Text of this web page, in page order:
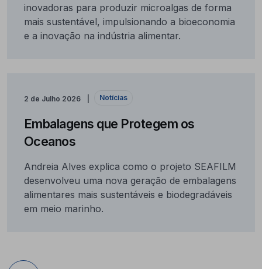
inovadoras para produzir microalgas de forma
mais sustentável, impulsionando a bioeconomia
e a inovação na indústria alimentar.
2 de Julho 2026 Notícias
Embalagens que Protegem os
Oceanos
Andreia Alves explica como o projeto SEAFILM
desenvolveu uma nova geração de embalagens
alimentares mais sustentáveis e biodegradáveis
em meio marinho.